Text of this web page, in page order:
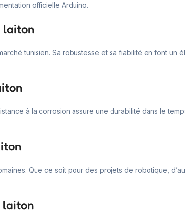
officielle Arduino.
laiton
tunisien. Sa robustesse et sa fiabilité en font
à la corrosion assure une durabilité dans le
Que ce soit pour des projets de robotique,
laiton